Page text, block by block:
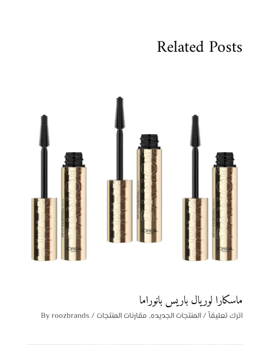
Related Posts
ماسكارا لوريال باريس بانوراما
اترك تعليقاً/المنتجات الجديده, مقارنات المنتجات / By
roozbrands